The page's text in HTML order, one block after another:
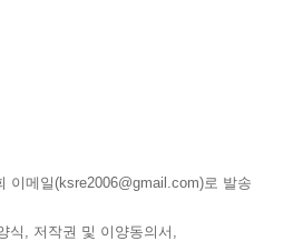
이메일(ksre2006@gmail.com)로 발송
식, 저작권 및 이양동의서 ,